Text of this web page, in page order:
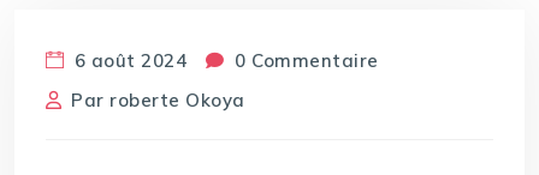
6 août 2024
0 Commentaire
Par roberte Okoya